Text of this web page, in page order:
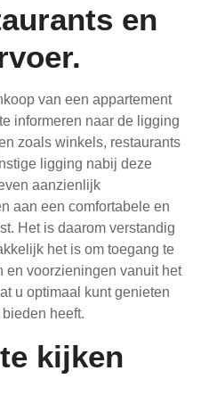
en
van een appartement
informeren naar de ligging
zoals winkels, restaurants
ligging nabij deze
aanzienlijk
aan een comfortabele en
Het is daarom verstandig
het is om toegang te
en voorzieningen vanuit het
u optimaal kunt genieten
heeft.
kijken